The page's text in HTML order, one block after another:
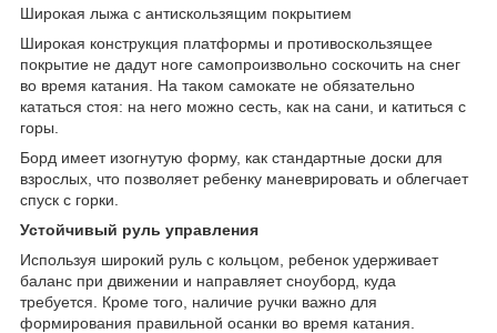
Широкая лыжа с антискользящим покрытием
Широкая конструкция платформы и противоскользящее
покрытие не дадут ноге самопроизвольно соскочить на снег
во время катания. На таком самокате не обязательно
кататься стоя: на него можно сесть, как на сани, и катиться с
горы.
Борд имеет изогнутую форму, как стандартные доски для
взрослых, что позволяет ребенку маневрировать и облегчает
спуск с горки.
Устойчивый руль управления
Используя широкий руль с кольцом, ребенок удерживает
баланс при движении и направляет сноуборд, куда
требуется. Кроме того, наличие ручки важно для
формирования правильной осанки во время катания.